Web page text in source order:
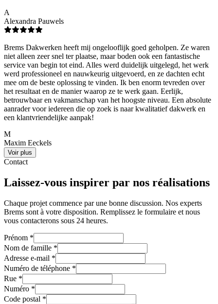
A
Alexandra Pauwels
Brems Dakwerken heeft mij ongelooflijk goed geholpen. Ze waren
niet alleen zeer snel ter plaatse, maar boden ook een fantastische
service van begin tot eind. Alles werd duidelijk uitgelegd, het werk
werd professioneel en nauwkeurig uitgevoerd, en ze dachten echt
mee om de beste oplossing te vinden. Ik ben enorm tevreden over
het resultaat en de manier waarop ze te werk gaan. Eerlijk,
betrouwbaar en vakmanschap van het hoogste niveau. Een absolute
aanrader voor iedereen die op zoek is naar kwalitatief dakwerk en
een klantvriendelijke aanpak!
M
Maxim Eeckels
Voir plus
Contact
Laissez-vous inspirer par nos réalisations
Chaque projet commence par une bonne discussion. Nos experts
Brems sont à votre disposition. Remplissez le formulaire et nous
vous contacterons sous 24 heures.
Prénom *
Nom de famille *
Adresse e-mail *
Numéro de téléphone *
Rue *
Numéro *
Code postal *